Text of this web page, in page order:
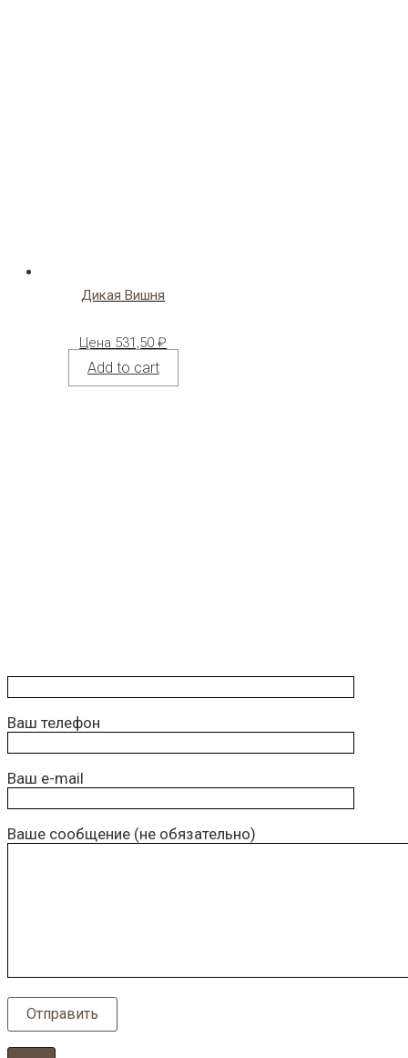
Дикая Вишня
Цена 531,50₽
Add to cart
Ваш телефон
Ваш e-mail
Ваше сообщение (не обязательно)